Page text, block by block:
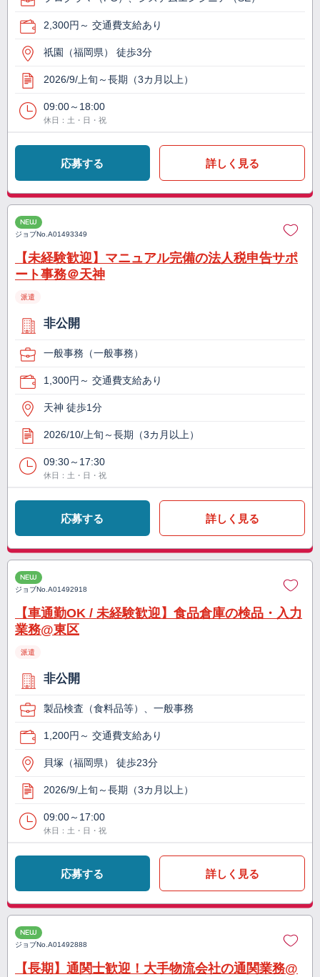
2,300円～ 交通費支給あり
祇園（福岡県） 徒歩3分
2026/9/上旬～長期（3カ月以上）
09:00～18:00
休日：土・日・祝
応募する 詳しく見る
NEW
ジョブNo.A01493349
【未経験歓迎】マニュアル完備の法人税申告サポ
ート事務＠天神
派遣
非公開
一般事務（一般事務）
1,300円～ 交通費支給あり
天神 徒歩1分
2026/10/上旬～長期（3カ月以上）
09:30～17:30
休日：土・日・祝
応募する 詳しく見る
NEW
ジョブNo.A01492918
【車通勤OK / 未経験歓迎】食品倉庫の検品・入力
業務@東区
派遣
非公開
製品検査（食料品等）、一般事務
1,200円～ 交通費支給あり
貝塚（福岡県） 徒歩23分
2026/9/上旬～長期（3カ月以上）
09:00～17:00
休日：土・日・祝
応募する 詳しく見る
NEW
ジョブNo.A01492888
【長期】通関士歓迎！大手物流会社の通関業務@